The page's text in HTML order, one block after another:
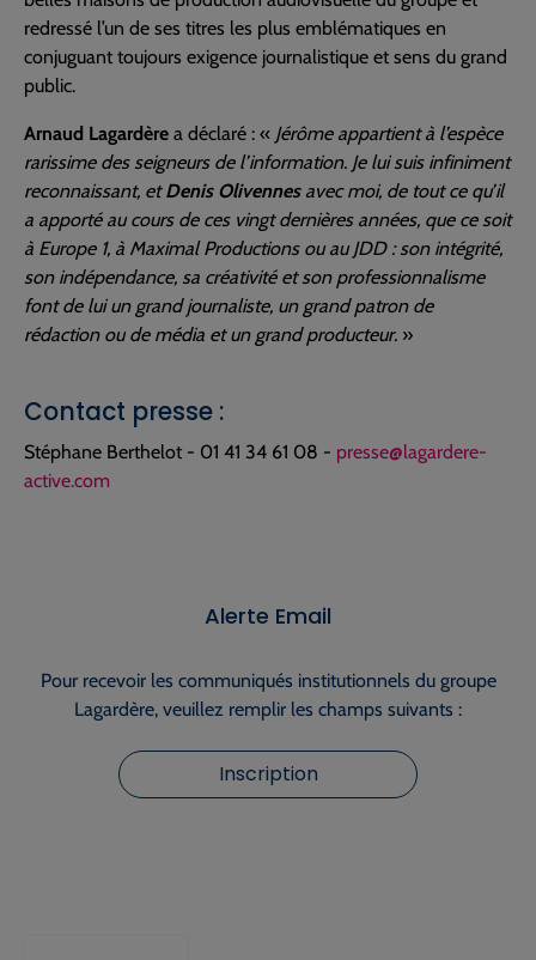
redressé l’un de ses titres les plus emblématiques en
conjuguant toujours exigence journalistique et sens du grand
public.
Arnaud Lagardère a déclaré : « Jérôme appartient à l’espèce
rarissime des seigneurs de l’information. Je lui suis infiniment
reconnaissant, etDenis Olivennesavec moi, de tout ce qu’il
a apporté au cours de ces vingt dernières années, que ce soit
à Europe 1, à Maximal Productions ou au JDD : son intégrité,
son indépendance, sa créativité et son professionnalisme
font de lui un grand journaliste, un grand patron de
rédaction ou de média et un grand producteur. »
Contact presse :
Stéphane Berthelot - 01 41 34 61 08 - presse@lagardere-
active.com
Alerte Email
Pour recevoir les communiqués institutionnels du groupe
Lagardère, veuillez remplir les champs suivants :
Inscription